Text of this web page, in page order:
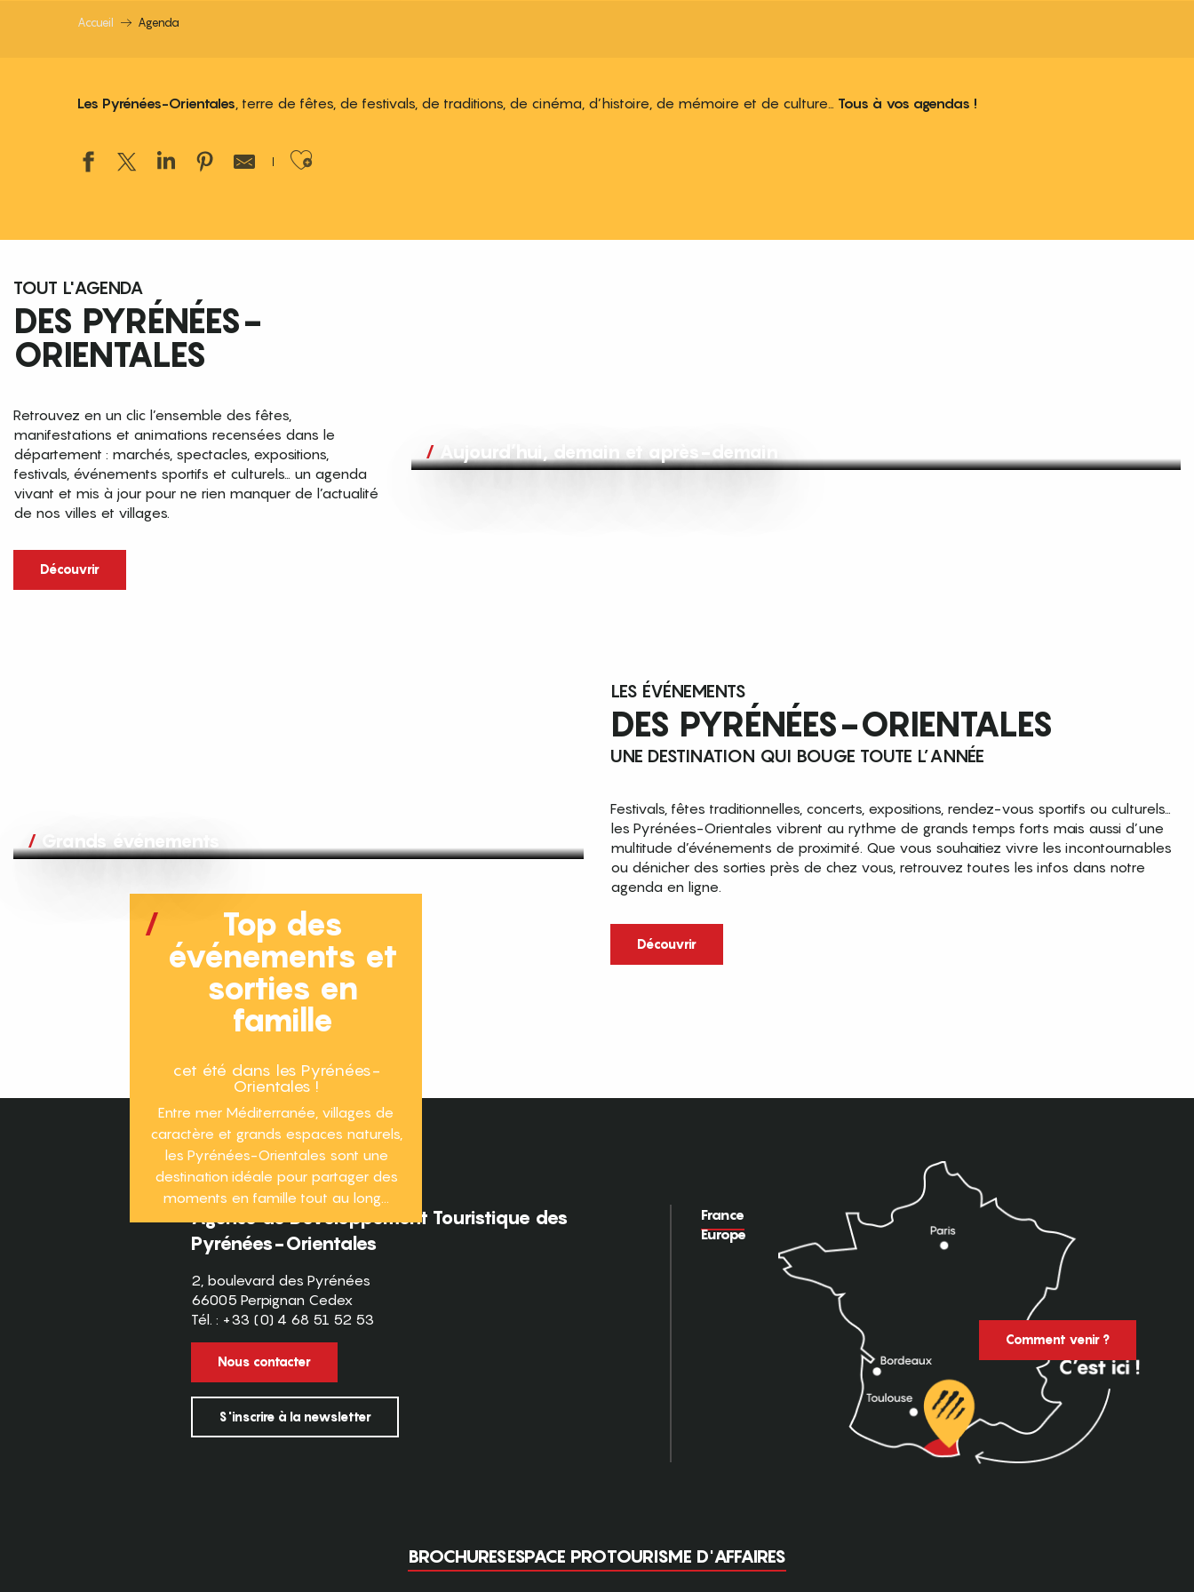
Accueil Agenda
Les Pyrénées-Orientales, terre de fêtes, de festivals, de traditions, de cinéma, d’histoire, de mémoire et de culture… Tous à vos agendas !
Ajouter aux favoris
TOUT L'AGENDA
DES PYRÉNÉES-
ORIENTALES
Retrouvez en un clic l’ensemble des fêtes,
manifestations et animations recensées dans le
département : marchés, spectacles, expositions,
festivals, événements sportifs et culturels… un agenda
vivant et mis à jour pour ne rien manquer de l’actualité
de nos villes et villages.
Découvrir
Aujourd’hui, demain et après-demain
Grands événements
LES ÉVÉNEMENTS
DES PYRÉNÉES-ORIENTALES
UNE DESTINATION QUI BOUGE TOUTE L’ANNÉE
Festivals, fêtes traditionnelles, concerts, expositions, rendez-vous sportifs ou culturels…
les Pyrénées-Orientales vibrent au rythme de grands temps forts mais aussi d’une
multitude d’événements de proximité. Que vous souhaitiez vivre les incontournables
ou dénicher des sorties près de chez vous, retrouvez toutes les infos dans notre
agenda en ligne.
Découvrir
Top des
événements et
sorties en
famille
cet été dans les Pyrénées-
Orientales !
Entre mer Méditerranée, villages de
caractère et grands espaces naturels,
les Pyrénées-Orientales sont une
destination idéale pour partager des
moments en famille tout au long...
Agence de Développement Touristique des
Pyrénées-Orientales
2, boulevard des Pyrénées
66005 Perpignan Cedex
Tél. : +33 (0) 4 68 51 52 53
Nous contacter
S'inscrire à la newsletter
France
Europe
Comment venir ?
BROCHURESESPACE PROTOURISME D'AFFAIRES